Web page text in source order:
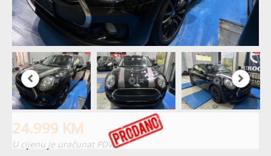
24.999 KM
U cijenu je uračunat PDV